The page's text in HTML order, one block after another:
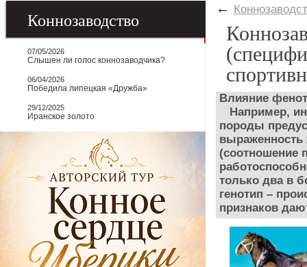
Коннозаводство
07/05/2026
Слышен ли голос коннозаводчика?
06/04/2026
Победила липецкая «Дружба»
29/12/2025
Иранское золото
←
Влияние
Например,
породы
выраженность
(соотношение
только два в
генотип –
признаков